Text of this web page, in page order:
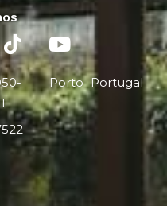
Porto Portugal